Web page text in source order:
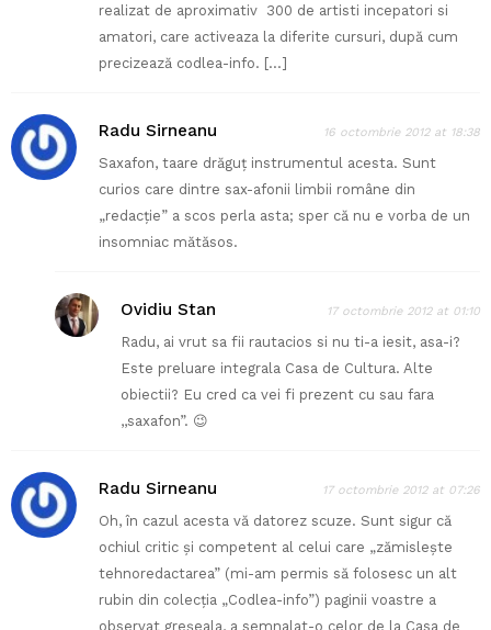
realizat de aproximativ 300 de artisti incepatori si
amatori, care activeaza la diferite cursuri, după cum
precizează codlea-info. […]
Radu Sirneanu 16 octombrie 2012 at 18:38
Saxafon, taare drăguț instrumentul acesta. Sunt
curios care dintre sax-afonii limbii române din
„redacție” a scos perla asta; sper că nu e vorba de un
insomniac mătăsos.
Ovidiu Stan 17 octombrie 2012 at 01:10
Radu, ai vrut sa fii rautacios si nu ti-a iesit, asa-i?
Este preluare integrala Casa de Cultura. Alte
obiectii? Eu cred ca vei fi prezent cu sau fara
,,saxafon”. 😉
Radu Sirneanu 17 octombrie 2012 at 07:26
Oh, în cazul acesta vă datorez scuze. Sunt sigur că
ochiul critic și competent al celui care „zămislește
tehnoredactarea” (mi-am permis să folosesc un alt
rubin din colecția „Codlea-info”) paginii voastre a
observat greșeala, a semnalat-o celor de la Casa de